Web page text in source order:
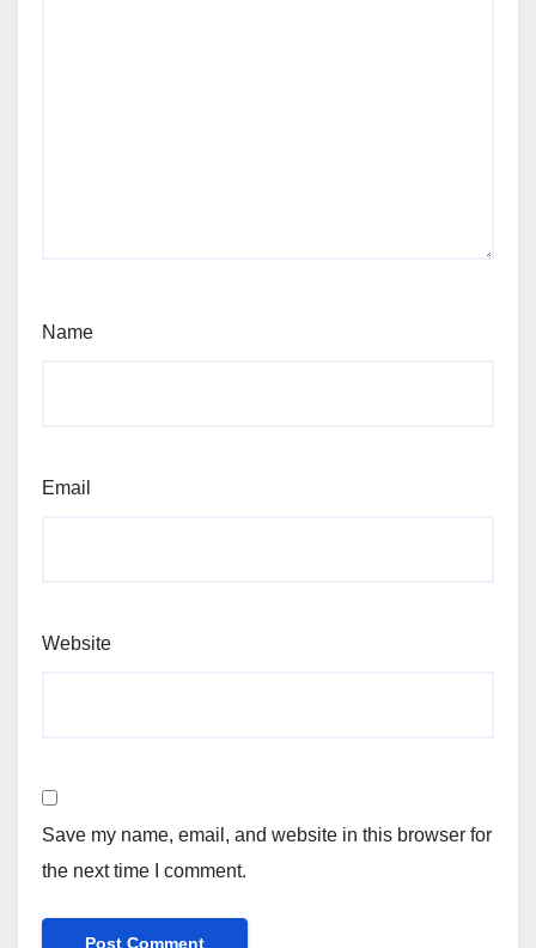
Name
Email
Website
Save my name, email, and website in this browser for
the next time I comment.